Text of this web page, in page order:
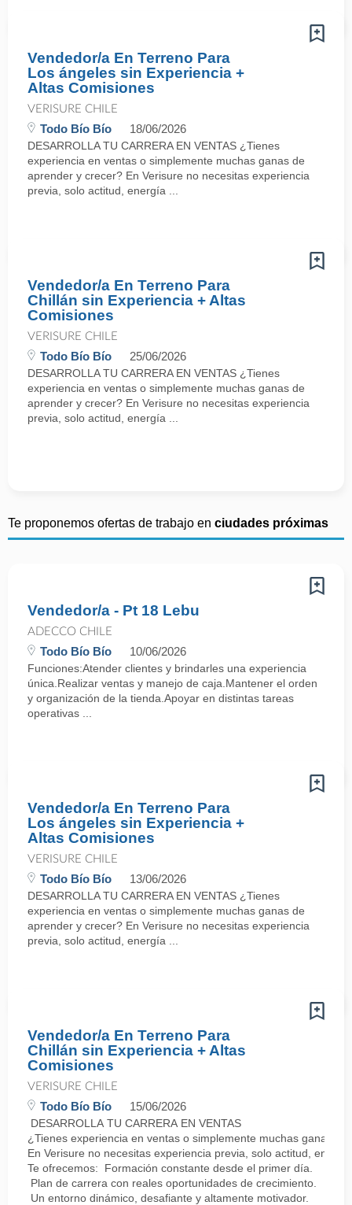
Vendedor/a En Terreno Para
Los ángeles sin Experiencia +
Altas Comisiones
VERISURE CHILE
Todo Bío Bío 18/06/2026
DESARROLLA TU CARRERA EN VENTAS ¿Tienes
experiencia en ventas o simplemente muchas ganas de
aprender y crecer? En Verisure no necesitas experiencia
previa, solo actitud, energía ...
Vendedor/a En Terreno Para
Chillán sin Experiencia + Altas
Comisiones
VERISURE CHILE
Todo Bío Bío 25/06/2026
DESARROLLA TU CARRERA EN VENTAS ¿Tienes
experiencia en ventas o simplemente muchas ganas de
aprender y crecer? En Verisure no necesitas experiencia
previa, solo actitud, energía ...
Te proponemos ofertas de trabajo en ciudades próximas
Vendedor/a - Pt 18 Lebu
ADECCO CHILE
Todo Bío Bío 10/06/2026
Funciones:Atender clientes y brindarles una experiencia
única.Realizar ventas y manejo de caja.Mantener el orden
y organización de la tienda.Apoyar en distintas tareas
operativas ...
Vendedor/a En Terreno Para
Los ángeles sin Experiencia +
Altas Comisiones
VERISURE CHILE
Todo Bío Bío 13/06/2026
DESARROLLA TU CARRERA EN VENTAS ¿Tienes
experiencia en ventas o simplemente muchas ganas de
aprender y crecer? En Verisure no necesitas experiencia
previa, solo actitud, energía ...
Vendedor/a En Terreno Para
Chillán sin Experiencia + Altas
Comisiones
VERISURE CHILE
Todo Bío Bío 15/06/2026
DESARROLLA TU CARRERA EN VENTAS
¿Tienes experiencia en ventas o simplemente muchas ganas
En Verisure no necesitas experiencia previa, solo actitud,
Te ofrecemos: Formación constante desde el primer día.
Plan de carrera con reales oportunidades de crecimiento.
Un entorno dinámico, desafiante y altamente motivador.